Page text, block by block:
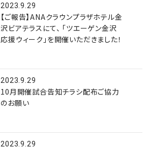
2023.9.29
【ご報告】ANAクラウンプラザホテル金
沢ビアテラスにて、 「ツエーゲン金沢
応援ウィーク」を開催いただきました！
2023.9.29
10月開催試合告知チラシ配布ご協力
のお願い
2023.9.29